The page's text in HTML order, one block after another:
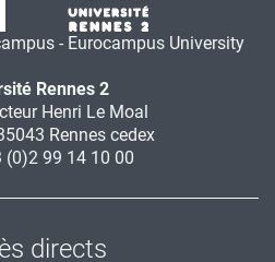
Rennes 2
Henri Le Moal
Rennes cedex
(0)2 99 14 10 00
directs